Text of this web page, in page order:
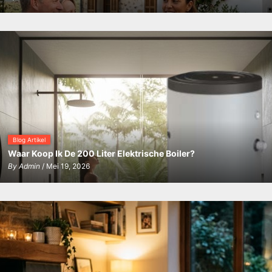
Blog Artikel
Waar Koop Ik De 200 Liter Elektrische Boiler?
By Admin/ Mei 19, 2026